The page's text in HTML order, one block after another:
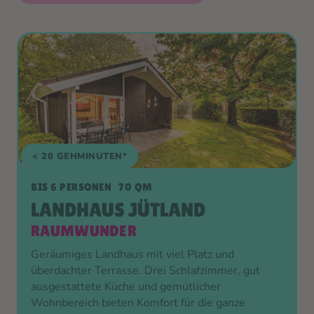
Beispielbild
< 20 GEHMINUTEN*
BIS 6 PERSONEN 70 QM
LANDHAUS JÜTLAND
RAUMWUNDER
Geräumiges Landhaus mit viel Platz und
überdachter Terrasse. Drei Schlafzimmer, gut
ausgestattete Küche und gemütlicher
Wohnbereich bieten Komfort für die ganze